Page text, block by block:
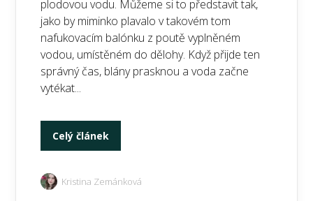
plodovou vodu. Můžeme si to představit tak,
jako by miminko plavalo v takovém tom
nafukovacím balónku z poutě vyplněném
vodou, umístěném do dělohy. Když přijde ten
správný čas, blány prasknou a voda začne
vytékat...
Celý článek
Kristina Zemánková